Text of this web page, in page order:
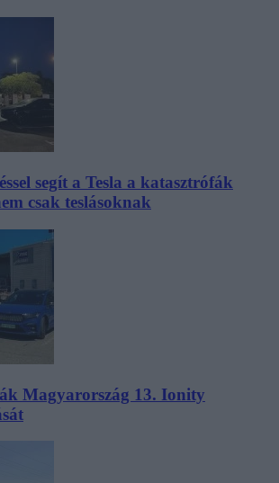
segít a Tesla a katasztrófák
csak teslásoknak
Magyarország 13. Ionity